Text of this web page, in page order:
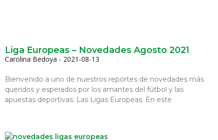
Liga Europeas – Novedades Agosto 2021
Carolina Bedoya 2021-08-13
Bienvenido a uno de nuestros reportes de novedades más
queridos y esperados por los amantes del fútbol y las
apuestas deportivas: Las Ligas Europeas. En este